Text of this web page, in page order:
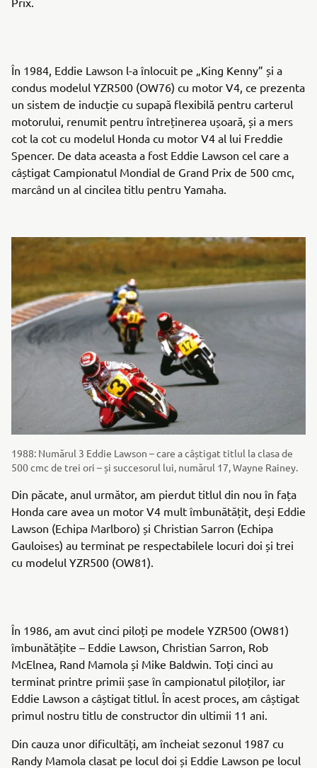
În 1984, Eddie Lawson l-a înlocuit pe „King Kenny” și a
condus modelul YZR500 (OW76) cu motor V4, ce prezenta
un sistem de inducție cu supapă flexibilă pentru carterul
motorului, renumit pentru întreținerea ușoară, și a mers
cot la cot cu modelul Honda cu motor V4 al lui Freddie
Spencer. De data aceasta a fost Eddie Lawson cel care a
câștigat Campionatul Mondial de Grand Prix de 500 cmc,
marcând un al cincilea titlu pentru Yamaha.
1988: Numărul 3 Eddie Lawson – care a câștigat titlul la clasa de
500 cmc de trei ori – și succesorul lui, numărul 17, Wayne Rainey.
Din păcate, anul următor, am pierdut titlul din nou în fața
Honda care avea un motor V4 mult îmbunătățit, deși Eddie
Lawson (Echipa Marlboro) și Christian Sarron (Echipa
Gauloises) au terminat pe respectabilele locuri doi și trei
cu modelul YZR500 (OW81).
În 1986, am avut cinci piloți pe modele YZR500 (OW81)
îmbunătățite – Eddie Lawson, Christian Sarron, Rob
McElnea, Rand Mamola și Mike Baldwin. Toți cinci au
terminat printre primii șase în campionatul piloților, iar
Eddie Lawson a câștigat titlul. În acest proces, am câștigat
primul nostru titlu de constructor din ultimii 11 ani.
Din cauza unor dificultăți, am încheiat sezonul 1987 cu
Randy Mamola clasat pe locul doi și Eddie Lawson pe locul